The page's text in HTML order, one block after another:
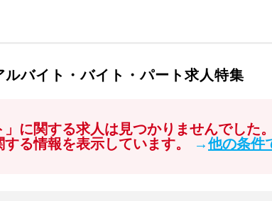
バイト・バイト・パート求人特集
」に関する求人は見つかりませんでした。
する情報を表示しています。
→他の条件